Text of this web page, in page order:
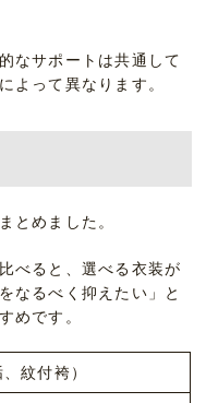
なサポートは共通して
よって異なります。
とめました。
べると、選べる衣装が
なるべく抑えたい」と
めです。
紋付袴）